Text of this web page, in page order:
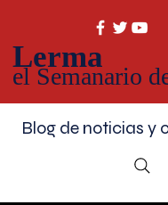
Lerma
el Semanario
Blog de noticias y